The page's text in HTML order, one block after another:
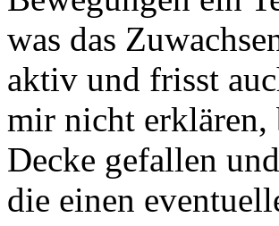
was das
aktiv und frisst
mir nicht erklären,
Decke gefallen
die einen